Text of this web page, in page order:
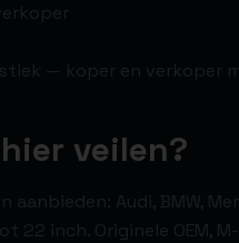
— koper en verkoper
veilen?
Audi, BMW,
22 inch. Originele OEM,